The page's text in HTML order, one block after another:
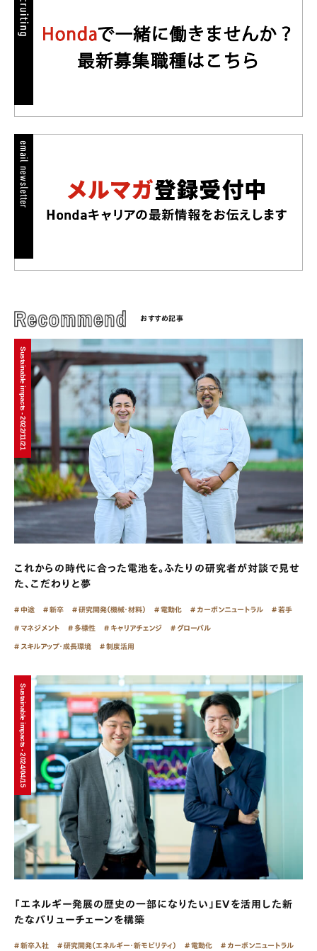
おすすめ記事
Sustainable impacts - 2022/11/21
これからの時代に合った電池を。ふたりの研究者が対談で見せ
た、こだわりと夢
中途 新卒 研究開発（機械・材料） 電動化 カーボンニュートラル 若手
マネジメント 多様性 キャリアチェンジ グローバル
スキルアップ・成長環境 制度活用
Sustainable impacts - 2024/04/15
「エネルギー発展の歴史の一部になりたい」EVを活用した新
たなバリューチェーンを構築
新卒入社 研究開発（エネルギー・新モビリティ） 電動化 カーボンニュートラル